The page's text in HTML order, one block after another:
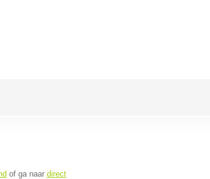
of ga naar direct